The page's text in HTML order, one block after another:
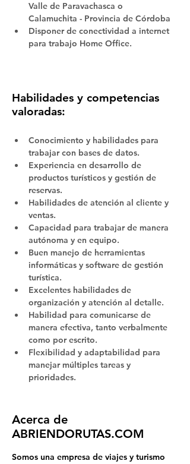
Valle de Paravachasca o
Calamuchita - Provincia de Córdoba
Disponer de conectividad a internet
para trabajo Home Office.
Habilidades y competencias
valoradas:
Conocimiento y habilidades para
trabajar con bases de datos.
Experiencia en desarrollo de
productos turísticos y gestión de
reservas.
Habilidades de atención al cliente y
ventas.
Capacidad para trabajar de manera
autónoma y en equipo.
Buen manejo de herramientas
informáticas y software de gestión
turística.
Excelentes habilidades de
organización y atención al detalle.
Habilidad para comunicarse de
manera efectiva, tanto verbalmente
como por escrito.
Flexibilidad y adaptabilidad para
manejar múltiples tareas y
prioridades.
Acerca de
ABRIENDORUTAS.COM
Somos una empresa de viajes y turismo